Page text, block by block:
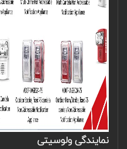
نمایندگی ولوسیتی